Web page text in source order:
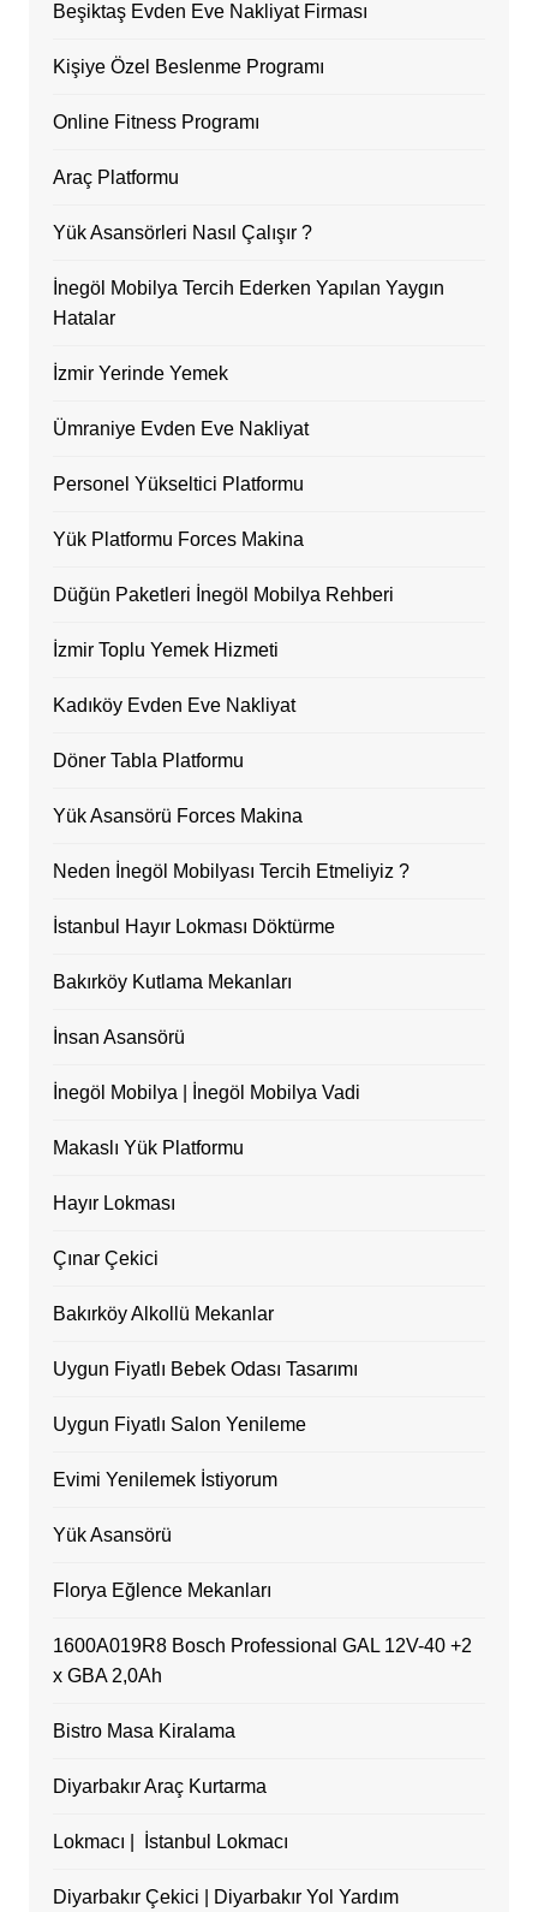
Beşiktaş Evden Eve Nakliyat Firması
Kişiye Özel Beslenme Programı
Online Fitness Programı
Araç Platformu
Yük Asansörleri Nasıl Çalışır ?
İnegöl Mobilya Tercih Ederken Yapılan Yaygın
Hatalar
İzmir Yerinde Yemek
Ümraniye Evden Eve Nakliyat
Personel Yükseltici Platformu
Yük Platformu Forces Makina
Düğün Paketleri İnegöl Mobilya Rehberi
İzmir Toplu Yemek Hizmeti
Kadıköy Evden Eve Nakliyat
Döner Tabla Platformu
Yük Asansörü Forces Makina
Neden İnegöl Mobilyası Tercih Etmeliyiz ?
İstanbul Hayır Lokması Döktürme
Bakırköy Kutlama Mekanları
İnsan Asansörü
İnegöl Mobilya | İnegöl Mobilya Vadi
Makaslı Yük Platformu
Hayır Lokması
Çınar Çekici
Bakırköy Alkollü Mekanlar
Uygun Fiyatlı Bebek Odası Tasarımı
Uygun Fiyatlı Salon Yenileme
Evimi Yenilemek İstiyorum
Yük Asansörü
Florya Eğlence Mekanları
1600A019R8 Bosch Professional GAL 12V-40 +2
x GBA 2,0Ah
Bistro Masa Kiralama
Diyarbakır Araç Kurtarma
Lokmacı | İstanbul Lokmacı
Diyarbakır Çekici | Diyarbakır Yol Yardım